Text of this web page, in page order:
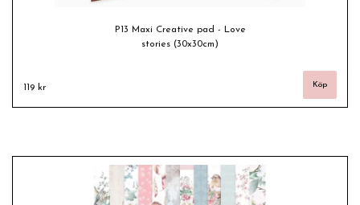
P13 Maxi Creative pad - Love
stories (30x30cm)
119 kr